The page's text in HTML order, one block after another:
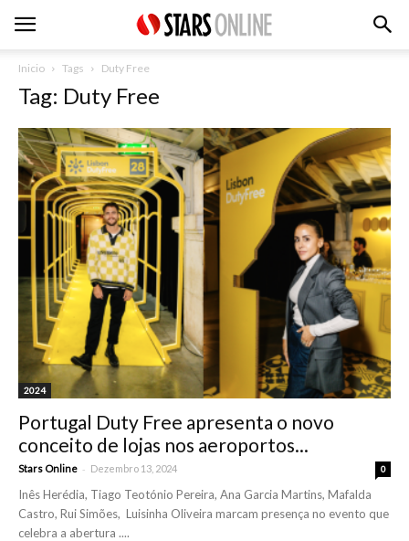
Inicio Tags Duty Free
Tag: Duty Free
2024
Portugal Duty Free apresenta o novo
conceito de lojas nos aeroportos...
Stars Online - Dezembro 13, 2024 0
Inês Herédia, Tiago Teotónio Pereira, Ana Garcia Martins, Mafalda
Castro, Rui Simões, Luisinha Oliveira marcam presença no evento que
celebra a abertura ....